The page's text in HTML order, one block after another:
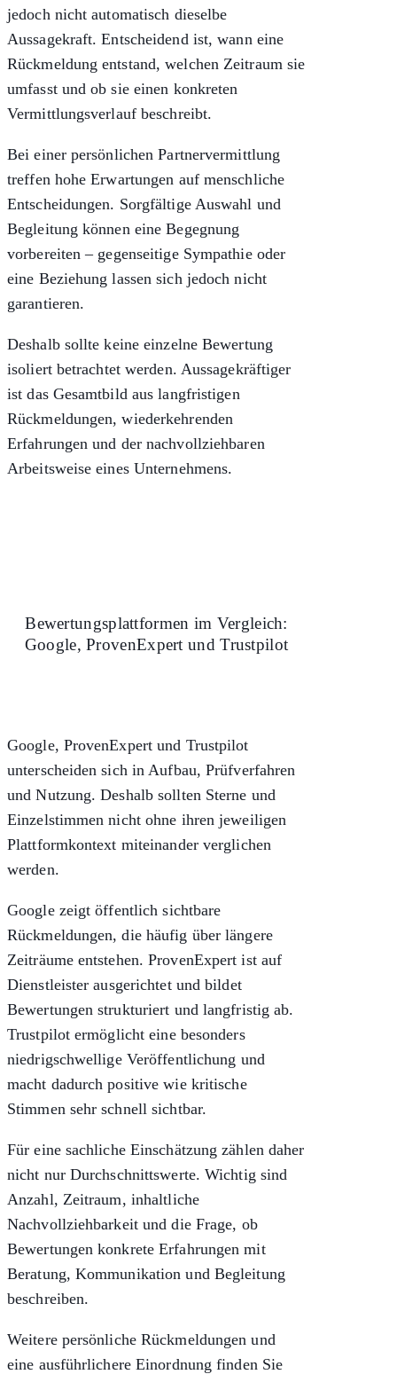
jedoch nicht automatisch dieselbe
Aussagekraft. Entscheidend ist, wann eine
Rückmeldung entstand, welchen Zeitraum sie
umfasst und ob sie einen konkreten
Vermittlungsverlauf beschreibt.
Bei einer persönlichen Partnervermittlung
treffen hohe Erwartungen auf menschliche
Entscheidungen. Sorgfältige Auswahl und
Begleitung können eine Begegnung
vorbereiten – gegenseitige Sympathie oder
eine Beziehung lassen sich jedoch nicht
garantieren.
Deshalb sollte keine einzelne Bewertung
isoliert betrachtet werden. Aussagekräftiger
ist das Gesamtbild aus langfristigen
Rückmeldungen, wiederkehrenden
Erfahrungen und der nachvollziehbaren
Arbeitsweise eines Unternehmens.
Bewertungsplattformen im Vergleich:
Google, ProvenExpert und Trustpilot
Google, ProvenExpert und Trustpilot
unterscheiden sich in Aufbau, Prüfverfahren
und Nutzung. Deshalb sollten Sterne und
Einzelstimmen nicht ohne ihren jeweiligen
Plattformkontext miteinander verglichen
werden.
Google zeigt öffentlich sichtbare
Rückmeldungen, die häufig über längere
Zeiträume entstehen. ProvenExpert ist auf
Dienstleister ausgerichtet und bildet
Bewertungen strukturiert und langfristig ab.
Trustpilot ermöglicht eine besonders
niedrigschwellige Veröffentlichung und
macht dadurch positive wie kritische
Stimmen sehr schnell sichtbar.
Für eine sachliche Einschätzung zählen daher
nicht nur Durchschnittswerte. Wichtig sind
Anzahl, Zeitraum, inhaltliche
Nachvollziehbarkeit und die Frage, ob
Bewertungen konkrete Erfahrungen mit
Beratung, Kommunikation und Begleitung
beschreiben.
Weitere persönliche Rückmeldungen und
eine ausführlichere Einordnung finden Sie